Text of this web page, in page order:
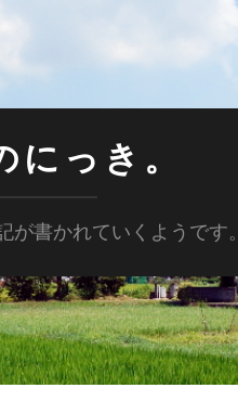
にっき。
が書かれていくようです。